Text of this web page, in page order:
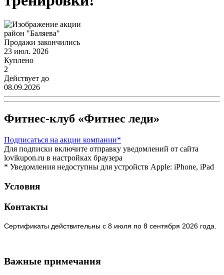
район "Баляева"
Продажи закончились
23 июл. 2026
Куплено
2
Действует до
08.09.2026
Фитнес-клуб «Фитнес леди»
Подписаться на акции компании*
Для подписки включите отправку уведомлений от сайта
lovikupon.ru в настройках браузера
* Уведомления недоступны для устройств Apple: iPhone, iPad
Условия
Контакты
Сертификаты действительны с 8 июля по 8 сентября 2026 года.
Важные примечания